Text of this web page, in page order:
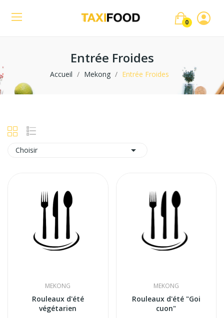
0
Entrée Froides
Accueil Mekong Entrée Froides
Choisir 
MEKONG
Rouleaux d'été
végétarien
MEKONG
Rouleaux d'été "Goi
cuon"